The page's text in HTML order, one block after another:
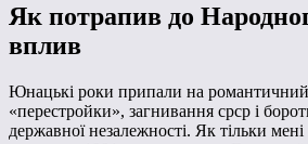
Як потрапив до
вплив
Юнацькі роки припали на романтичний
«перестройки», загнивання срср і
державної незалежності. Як тільки